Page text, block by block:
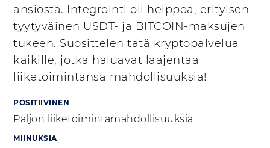
ansiosta. Integrointi oli helppoa, erityisen
tyytyväinen USDT- ja BITCOIN-maksujen
tukeen. Suosittelen tätä kryptopalvelua
kaikille, jotka haluavat laajentaa
liiketoimintansa mahdollisuuksia!
POSITIIVINEN
Paljon liiketoimintamahdollisuuksia
MIINUKSIA